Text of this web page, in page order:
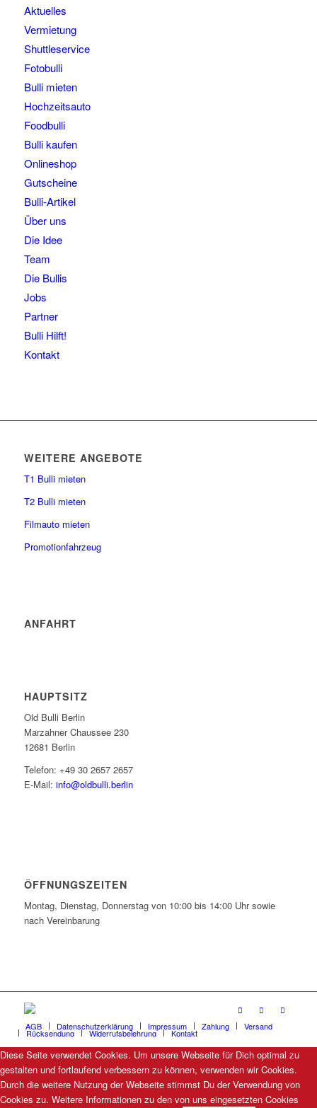
Aktuelles
Vermietung
Shuttleservice
Fotobulli
Bulli mieten
Hochzeitsauto
Foodbulli
Bulli kaufen
Onlineshop
Gutscheine
Bulli-Artikel
Über uns
Die Idee
Team
Die Bullis
Jobs
Partner
Bulli Hilft!
Kontakt
WEITERE ANGEBOTE
T1 Bulli mieten
T2 Bulli mieten
Filmauto mieten
Promotionfahrzeug
ANFAHRT
HAUPTSITZ
Old Bulli Berlin
Marzahner Chaussee 230
12681 Berlin
Telefon: +49 30 2657 2657
E-Mail: info@oldbulli.berlin
ÖFFNUNGSZEITEN
Montag, Dienstag, Donnerstag von 10:00 bis 14:00 Uhr sowie
nach Vereinbarung
AGB Datenschutzerklärung Impressum Zahlung Versand
Rücksendung Widerrufsbelehrung Kontakt
Diese Seite verwendet Cookies. Um unsere Webseite für Dich optimal zu
gestalten und fortlaufend verbessern zu können, verwenden wir Cookies.
Durch die weitere Nutzung der Webseite stimmst Du der Verwendung von
Cookies zu. Weitere Informationen zu den von uns eingesetzten Cookies